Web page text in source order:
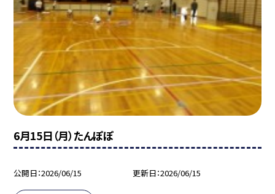
6月15日（月）たんぽぽ
公開日 2026/06/15 更新日 2026/06/15